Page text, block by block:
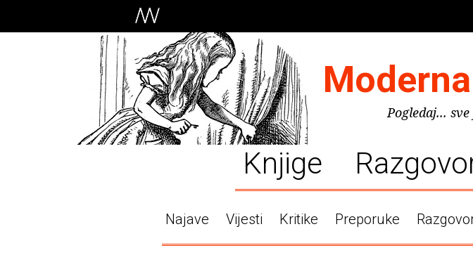
Pogledaj...
Knjige
Najave Vijesti Kritike Preporuke